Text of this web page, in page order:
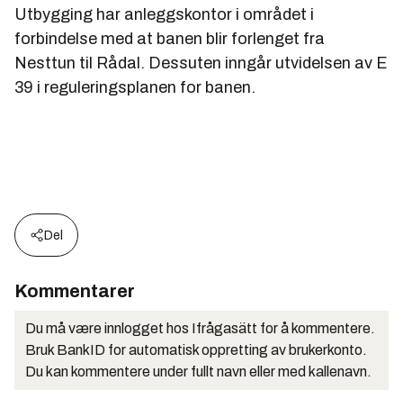
Utbygging har anleggskontor i området i
forbindelse med at banen blir forlenget fra
Nesttun til Rådal. Dessuten inngår utvidelsen av E
39 i reguleringsplanen for banen.
Del
Kommentarer
Du må være innlogget hos Ifrågasätt for å kommentere.
Bruk BankID for automatisk oppretting av brukerkonto.
Du kan kommentere under fullt navn eller med kallenavn.